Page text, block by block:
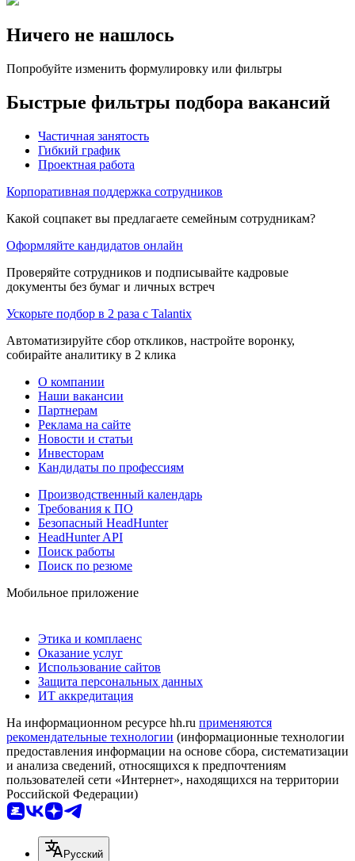
Ничего не нашлось
Попробуйте изменить формулировку или фильтры
Быстрые фильтры подбора вакансий
Частичная занятость
Гибкий график
Проектная работа
Корпоративная поддержка сотрудников
Какой соцпакет вы предлагаете семейным сотрудникам?
Оформляйте кандидатов онлайн
Проверяйте сотрудников и подписывайте кадровые
документы без бумаг и личных встреч
Ускорьте подбор в 2 раза с Talantix
Автоматизируйте сбор откликов, настройте воронку,
собирайте аналитику в 2 клика
О компании
Наши вакансии
Партнерам
Реклама на сайте
Новости и статьи
Инвесторам
Кандидаты по профессиям
Производственный календарь
Требования к ПО
Безопасный HeadHunter
HeadHunter API
Поиск работы
Поиск по резюме
Мобильное приложение
Этика и комплаенс
Оказание услуг
Использование сайтов
Защита персональных данных
ИТ аккредитация
На информационном ресурсе hh.ru применяются
рекомендательные технологии (информационные технологии
предоставления информации на основе сбора, систематизации
и анализа сведений, относящихся к предпочтениям
пользователей сети «Интернет», находящихся на территории
Российской Федерации)
Русский